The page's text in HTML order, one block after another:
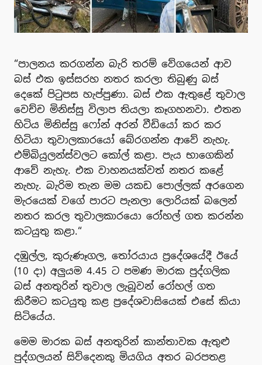
“පාලනය කරගන්න බැරි තරම් වේගයෙන් ආව
බස් එක ඉස්සරහ නතර කරලා තිබුණු බස්
දෙකේ පිටුපස හැප්පුණා. බස් එක ඇතුළේ තුවාල
වෙච්ච මිනිස්සු විලාප තියලා කෑගහනවා. එතන
හිටිය මිනිස්සු ෆෝන් අරන් වීඩියෝ කර කර
හිටියා තුවාලකාරයෝ බේරගන්න ආවේ නැහැ.
එම්බියුලන්ස්වලට කෝල් කළා. පැය භාගෙකින්
ආවේ නැහැ. එක වාහනයක්වත් නතර කළේ
නැහැ. බැරිම තැන මම යකඩ පොල්ලක් අරගෙන
මැරයෙක් වගේ පාරට පැනලා ලොරියක් බලෙන්
නතර කරල තුවාලකාරයො රෝහල් ගත කරන්න
කටයුතු කළා.“
දඹුල්ල, කුරුණෑගල, තෝරයාය ප්‍රදේශයේදී ඊයේ
(10 දා) අලුයම 4.45 ට පමණ මාරක පුද්ගලික
බස් අනතුරින් තුවාල ලැබූවන් රෝහල් ගත
කිරීමට කටයුතු කළ ප්‍රදේශවාසියෙක් එසේ කියා
සිටියේය.
මෙම මාරක බස් අනතුරින් කාන්තාවක ඇතුළු
පුද්ගලයන් සිව්දෙනකු මියගිය අතර බරපතළ